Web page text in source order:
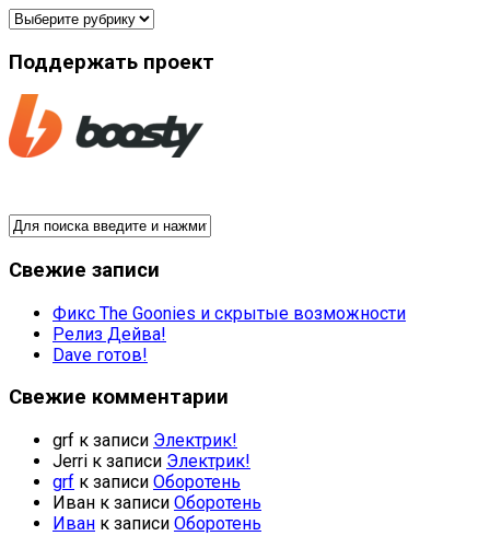
Рубрики
Поддержать проект
Свежие записи
Фикс The Goonies и скрытые возможности
Релиз Дейва!
Dave готов!
Свежие комментарии
grf к записи Электрик!
Jerri к записи Электрик!
grf к записи Оборотень
Иван к записи Оборотень
Иван к записи Оборотень